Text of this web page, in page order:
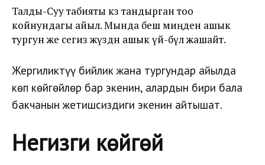
Талды-Суу табияты көз тандырган тоо
койнундагы айыл. Мында беш миңден ашык
тургун же сегиз жүздөн ашык үй-бүлө жашайт.
Жергиликтүү бийлик жана тургундар айылда
көп көйгөйлөр бар экенин, алардын бири бала
бакчанын жетишсиздиги экенин айтышат.
Негизги көйгөй